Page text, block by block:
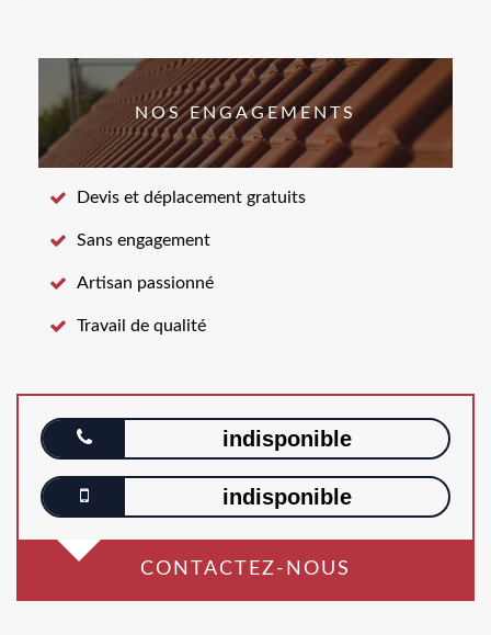
NOS ENGAGEMENTS
Devis et déplacement gratuits
Sans engagement
Artisan passionné
Travail de qualité
indisponible
indisponible
CONTACTEZ-NOUS